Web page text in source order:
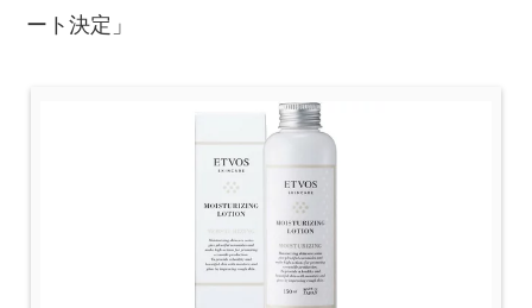
ート決定」